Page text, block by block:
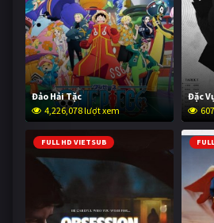
Đảo Hải Tặc
4,226,078 lượt xem
Đặc
FULL HD VIETSUB